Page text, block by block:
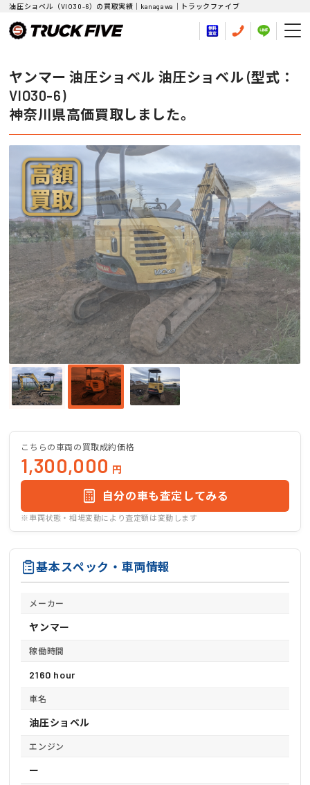
油圧ショベル（VIO30-6）の買取実績｜kanagawa｜トラックファイブ
ヤンマー 油圧ショベル 油圧ショベル (型式：
VIO30-6)
神奈川県高価買取しました。
こちらの車両の買取成約価格
1,300,000 円
自分の車も査定してみる
※車両状態・相場変動により査定額は変動します
基本スペック・車両情報
メーカー
ヤンマー
稼働時間
2160 hour
車名
油圧ショベル
エンジン
ー